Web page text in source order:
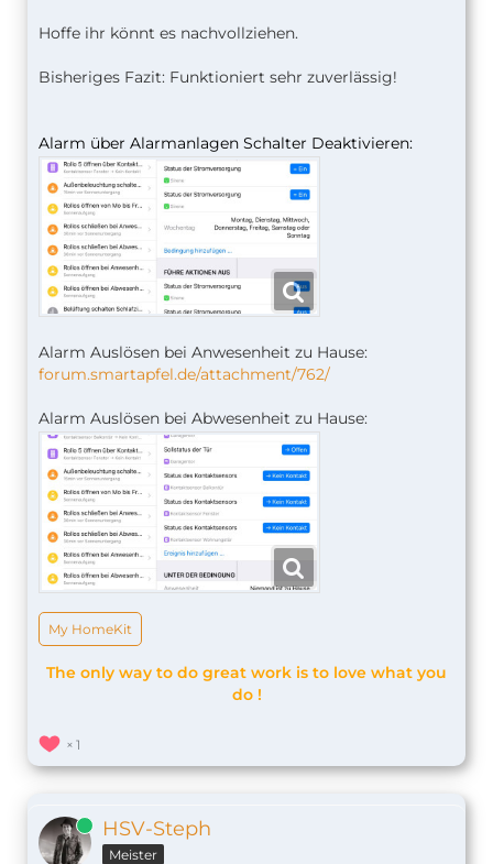
Hoffe ihr könnt es nachvollziehen.
Bisheriges Fazit: Funktioniert sehr zuverlässig!
Alarm über Alarmanlagen Schalter Deaktivieren:
Alarm Auslösen bei Anwesenheit zu Hause:
forum.smartapfel.de/attachment/762/
Alarm Auslösen bei Abwesenheit zu Hause:
My HomeKit
The only way to do great work is to love what you
do !
1
Online HSV-Steph
Meister